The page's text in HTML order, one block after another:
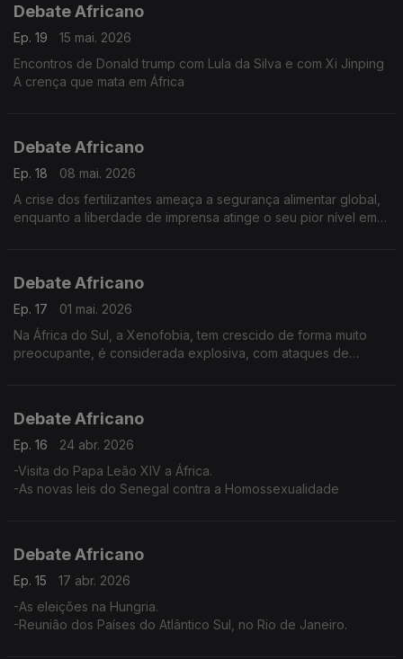
Debate Africano
Ep. 19
15 mai. 2026
Encontros de Donald trump com Lula da Silva e com Xi Jinping
A crença que mata em África
Debate Africano
Ep. 18
08 mai. 2026
A crise dos fertilizantes ameaça a segurança alimentar global,
enquanto a liberdade de imprensa atinge o seu pior nível em
Debate Africano
Ep. 17
01 mai. 2026
Na África do Sul, a Xenofobia, tem crescido de forma muito
preocupante, é considerada explosiva, com ataques de
Debate Africano
Ep. 16
24 abr. 2026
-Visita do Papa Leão XIV a África.
-As novas leis do Senegal contra a Homossexualidade
Debate Africano
Ep. 15
17 abr. 2026
-As eleições na Hungria.
-Reunião dos Países do Atlântico Sul, no Rio de Janeiro.